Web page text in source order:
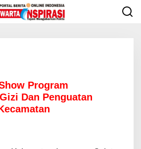
Program
Dan Penguatan